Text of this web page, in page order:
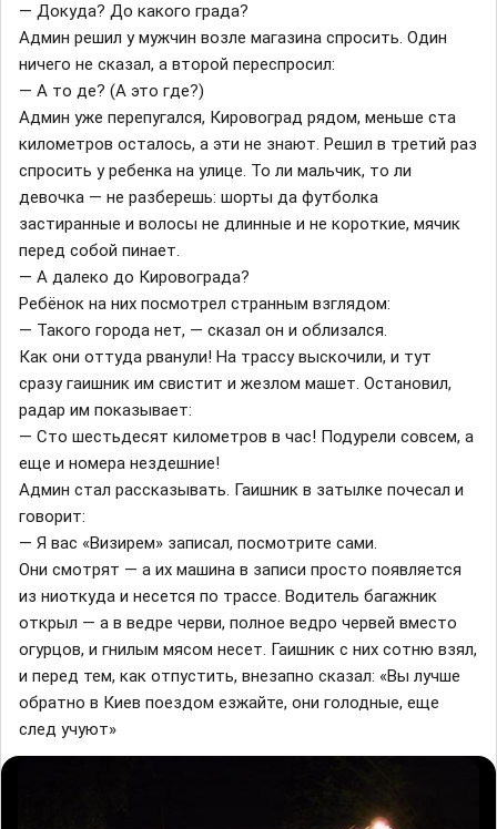
— Докуда? До какого града?
Админ решил у мужчин возле магазина спросить. Один
ничего не сказал, а второй переспросил:
— А то де? (А это где?)
Админ уже перепугался, Кировоград рядом, меньше ста
километров осталось, а эти не знают. Решил в третий раз
спросить у ребенка на улице. То ли мальчик, то ли
девочка — не разберешь: шорты да футболка
застиранные и волосы не длинные и не короткие, мячик
перед собой пинает.
— А далеко до Кировограда?
Ребёнок на них посмотрел странным взглядом:
— Такого города нет, — сказал он и облизался.
Как они оттуда рванули! На трассу выскочили, и тут
сразу гаишник им свистит и жезлом машет. Остановил,
радар им показывает:
— Сто шестьдесят километров в час! Подурели совсем, а
еще и номера нездешние!
Админ стал рассказывать. Гаишник в затылке почесал и
говорит:
— Я вас «Визирем» записал, посмотрите сами.
Они смотрят — а их машина в записи просто появляется
из ниоткуда и несется по трассе. Водитель багажник
открыл — а в ведре черви, полное ведро червей вместо
огурцов, и гнилым мясом несет. Гаишник с них сотню взял,
и перед тем, как отпустить, внезапно сказал: «Вы лучше
обратно в Киев поездом езжайте, они голодные, еще
след учуют»